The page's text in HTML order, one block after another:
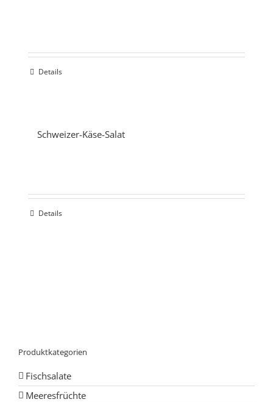
Details
Schweizer-Käse-Salat
Details
Produktkategorien
Fischsalate
Meeresfrüchte